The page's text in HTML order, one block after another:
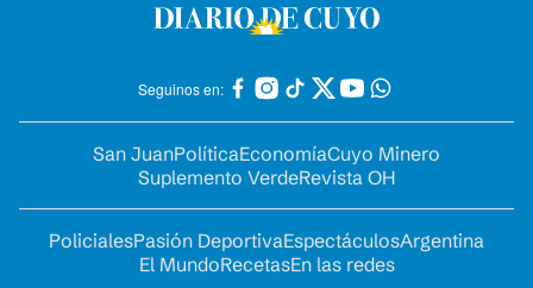
Seguinos en:
San JuanPolíticaEconomíaCuyo Minero
Suplemento VerdeRevista OH
PolicialesPasión DeportivaEspectáculosArgentina
El MundoRecetasEn las redes